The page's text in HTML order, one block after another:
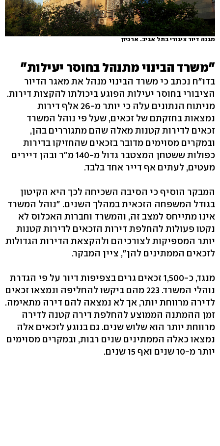
מבנה דיור ציבורי בתל אביב. ארכיון
"משרד הבינוי מתנהל בחוסר יעילות"
בדו"ח נכתב כי משרד הבינוי מנהל את מאגר הדיור
הציבורי בחוסר יעילות הפוגע ביכולתו להקצות דירות.
מניתוח הנתונים עלה כי יותר מ-26 אלף דירות
נמצאות בחזקתם של זכאים, שעל פי נוהל המשרד
זכאים לדירות קטנות מאלה שהם מתגוררים בהן,
ובמקרים מסוימים מדובר בזכאים שהחזיקו בדירות
כפולות ששטחן המצטבר גדול מ-140 מ"ר ובהן דיירים
מעטים, לעתים אף דייר אחד בלבד.
המבקר הוסיף כי הסיבה השכיחה לכך היא הקיטון
בגודל המשפחה הזכאית במהלך השנים. "נוהל המשרד
אינו מתייחס למצב זה, והמשרד וחברות האכלוס לא
נקטו פעולות להחלפת דירות הזכאים לדירות קטנות
יותר המספיקות לצורכיהם ולהקצאת הדירות הגדולות
לזכאים הממתינים להן", ציין המבקר.
מנגד, כ-1,500 זכאים גרים בצפיפות דיור על פי הגדרת
נוהלי המשרד. 223 מהם ביקשו להחליפה ונמצאו זכאים
לדירה מרווחת יותר, אך לא נמצאה להם דירה מתאימה.
זמן ההמתנה הממוצע להחלפת דירה קטנה לדירה
מרווחת יותר הוא שלוש שנים. גם בנוגע לזכאים אלה
נמצאו כאלה הממתינים שנים רבות, ובמקרים מסוימים
יותר מ-10 שנים ואף 15 שנים.